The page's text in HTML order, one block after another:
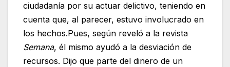
ciudadanía por su actuar delictivo, teniendo en
cuenta que, al parecer, estuvo involucrado en
los hechos.Pues, según reveló a la revista
Semana, él mismo ayudó a la desviación de
recursos. Dijo que parte del dinero de un